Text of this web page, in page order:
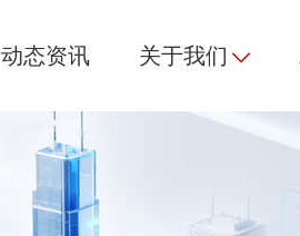
动态资讯 关于我们